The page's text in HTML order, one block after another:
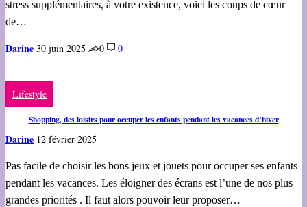
stress supplémentaires, à votre existence, voici les coups de cœur
de…
Darine 30 juin 2025 0 0
Lifestyle
Shopping, des loisirs pour occuper les enfants pendant les vacances d’hiver
Darine 12 février 2025
Pas facile de choisir les bons jeux et jouets pour occuper ses enfants
pendant les vacances. Les éloigner des écrans est l’une de nos plus
grandes priorités . Il faut alors pouvoir leur proposer…